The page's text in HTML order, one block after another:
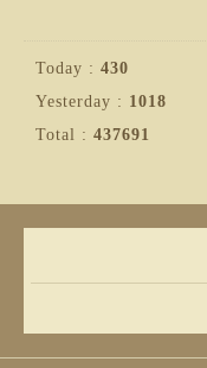
Today : 430
Yesterday : 1018
Total : 437691